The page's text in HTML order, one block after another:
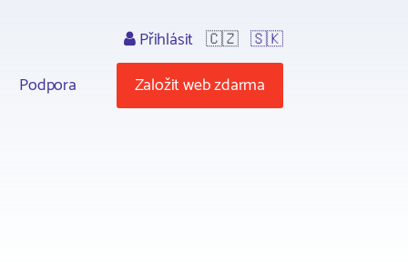
Podpora
Přihlásit 🇨🇿 🇸🇰
Založit web zdarma